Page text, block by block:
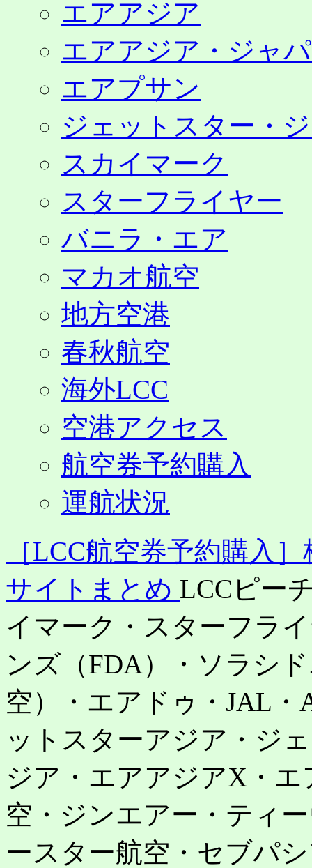
エアアジア
エアアジア・ジャ
エアプサン
ジェットスター・
スカイマーク
スターフライヤー
バニラ・エア
マカオ航空
地方空港
春秋航空
海外LCC
空港アクセス
航空券予約購入
運航状況
［LCC航空券予約購入
サイトまとめ LCCピー
イマーク・スターフラ
ンズ（FDA）・ソラシ
空）・エアドゥ・JAL
ットスターアジア・ジ
ジア・エアアジアX・
空・ジンエアー・ティ
ースター航空・セブパ